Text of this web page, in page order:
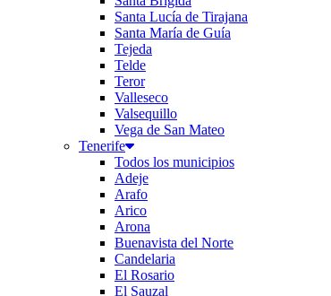
Santa Lucía de Tirajana
Santa María de Guía
Tejeda
Telde
Teror
Valleseco
Valsequillo
Vega de San Mateo
Tenerife
Todos los municipios
Adeje
Arafo
Arico
Arona
Buenavista del Norte
Candelaria
El Rosario
El Sauzal